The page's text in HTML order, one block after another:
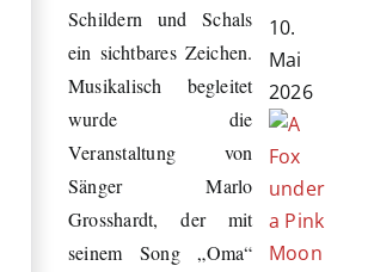
Schildern und Schals
ein sichtbares Zeichen.
Musikalisch begleitet
wurde die
Veranstaltung von
Sänger Marlo
Grosshardt, der mit
seinem Song „Oma“
10.
Mai
2026